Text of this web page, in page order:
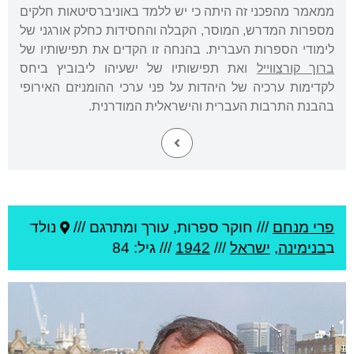
ממאמר מהפכני זה היתה כי יש ללמד באוניברסיטאות חלקים
מספרות המדרש, המוסר, הקבלה והחסידות כחלק אורגני של
לימודי הספרות העברית. בהנחה זו הקדים את תפישותיו של
ברוך קורצווייל ואת תפישותיו של ישעיהו ליבוביץ ביחס
לקדימות ערכיה של היהדות על פני ערכי ההומניזם האירופי
בהבנת התרבות העברית והישראלית המודרנית.
פרי מנחם /// חוקר ספרות, עורך ומתרגם ///
נולד
בבנימינה, ישראל///
1942 /// גיל: 84